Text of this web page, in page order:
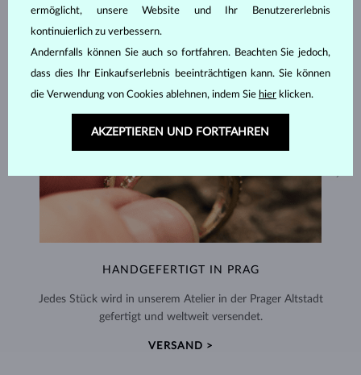
HANDGEFERTIGT IN PRAG
Jedes Stück wird in unserem Atelier in der Prager Altstadt
gefertigt und weltweit versendet.
VERSAND >
ermöglicht, unsere Website und Ihr Benutzererlebnis
kontinuierlich zu verbessern.
Andernfalls können Sie auch so fortfahren. Beachten Sie jedoch,
dass dies Ihr Einkaufserlebnis beeinträchtigen kann. Sie können
die Verwendung von Cookies ablehnen, indem Sie hier klicken.
AKZEPTIEREN UND FORTFAHREN